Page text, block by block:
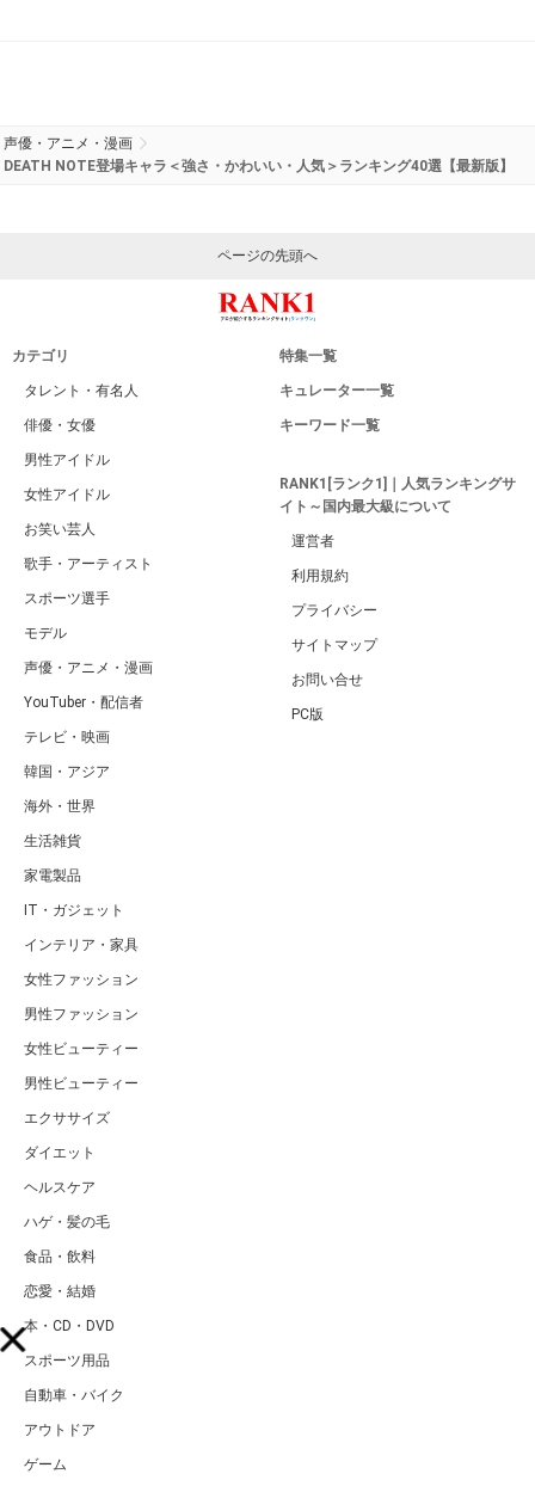
声優・アニメ・漫画
DEATH NOTE登場キャラ＜強さ・かわいい・人気＞ランキング40選【最新版】
ページの先頭へ
カテゴリ
タレント・有名人
俳優・女優
男性アイドル
女性アイドル
お笑い芸人
歌手・アーティスト
スポーツ選手
モデル
声優・アニメ・漫画
YouTuber・配信者
テレビ・映画
韓国・アジア
海外・世界
生活雑貨
家電製品
IT・ガジェット
インテリア・家具
女性ファッション
男性ファッション
女性ビューティー
男性ビューティー
エクササイズ
ダイエット
ヘルスケア
ハゲ・髪の毛
食品・飲料
恋愛・結婚
本・CD・DVD
スポーツ用品
自動車・バイク
アウトドア
ゲーム
特集一覧
キュレーター一覧
キーワード一覧
RANK1[ランク1]｜人気ランキングサ
イト～国内最大級について
運営者
利用規約
プライバシー
サイトマップ
お問い合せ
PC版